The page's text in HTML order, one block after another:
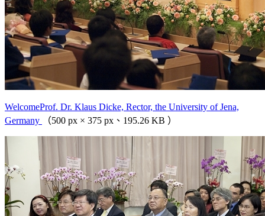
WelcomeProf. Dr. Klaus Dicke, Rector, the University of Jena,
Germany
（500 px × 375 px、195.26 KB ）